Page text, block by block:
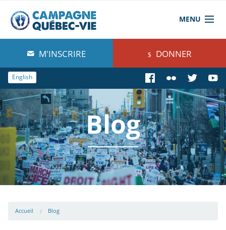
MENU
À propos de nous
Blog
Comprendre
Agir
Boutique
M'INSCRIRE DONNER
English
Blog
Accueil Blog